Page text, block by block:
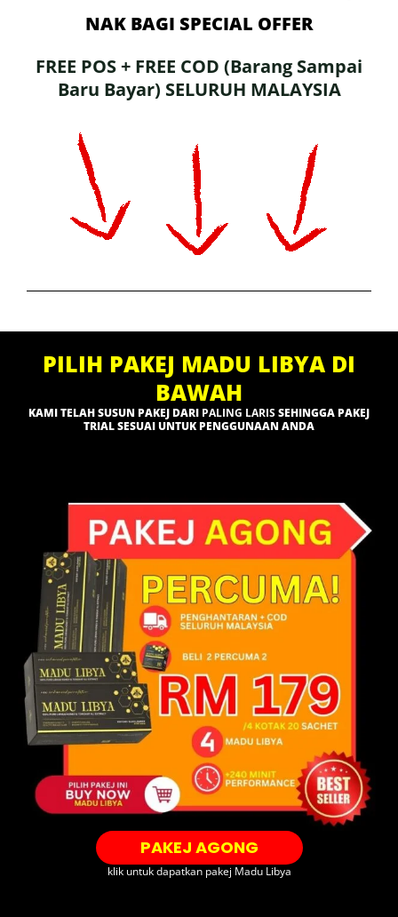
NAK BAGI SPECIAL OFFER
FREE POS + FREE COD (Barang Sampai
Baru Bayar) SELURUH MALAYSIA
PILIH PAKEJ MADU LIBYA DI
BAWAH
KAMI TELAH SUSUN PAKEJ DARI PALING LARISSEHINGGA PAKEJ
TRIAL SESUAI UNTUK PENGGUNAAN ANDA
PAKEJ AGONG
klik untuk dapatkan pakej Madu Libya